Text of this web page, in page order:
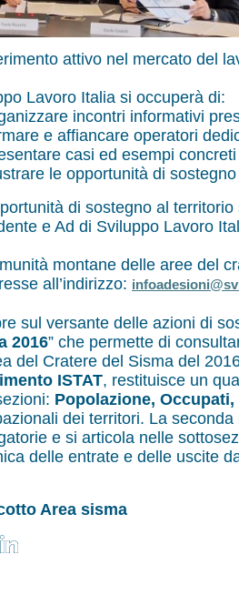
attivo nel mercato del
Lavoro Italia si occuperà di:
incontri informativi
e affiancare operatori
casi ed esempi
le opportunità di sostegno
di sostegno al
e Ad di Sviluppo Lavoro
montane delle aree del
all’indirizzo:
sul versante delle azioni di
2016” che permette di
del Cratere del Sisma del
ISTAT, restituisce un
Popolazione,
dei territori. La seconda
e si articola nelle
delle entrate e delle uscite
Area sisma